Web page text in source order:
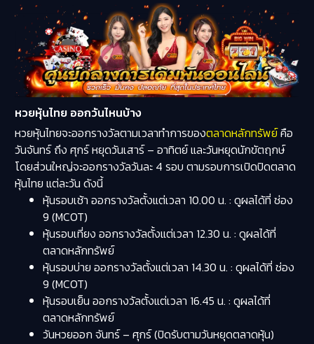
หวยหุ้นไทย ออกวันไหนบ้าง
หวยหุ้นไทยจะออกรางวัลตามเวลาทำการของตลาดหลักทรัพย์คือ
วันจันทร์ ถึง ศุกร์ หยุดวันเสาร์ – อาทิตย์ และวันหยุดนักขัตฤกษ์
โดยส่วนใหญ่จะออกรางวัลวันละ 4 รอบ ตามรอบการเปิดปิดตลาด
หุ้นไทย แต่ละวัน ดังนี้
หุ้นรอบเช้า ออกรางวัลตั้งแต่เวลา 10.00 น. : ดูผลได้ที่ ช่อง
9 (MCOT)
หุ้นรอบเที่ยง ออกรางวัลตั้งแต่เวลา 12.30 น. : ดูผลได้ที่
ตลาดหลักทรัพย์
หุ้นรอบบ่าย ออกรางวัลตั้งแต่เวลา 14.30 น. : ดูผลได้ที่ ช่อง
9 (MCOT)
หุ้นรอบเย็น ออกรางวัลตั้งแต่เวลา 16.45 น. : ดูผลได้ที่
ตลาดหลักทรัพย์
วันหวยออก จันทร์ – ศุกร์ (ปิดรับตามวันหยุดตลาดหุ้น)